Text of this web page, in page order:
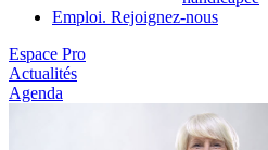
Emploi. Rejoignez-nous
Espace Pro
Actualités
Agenda